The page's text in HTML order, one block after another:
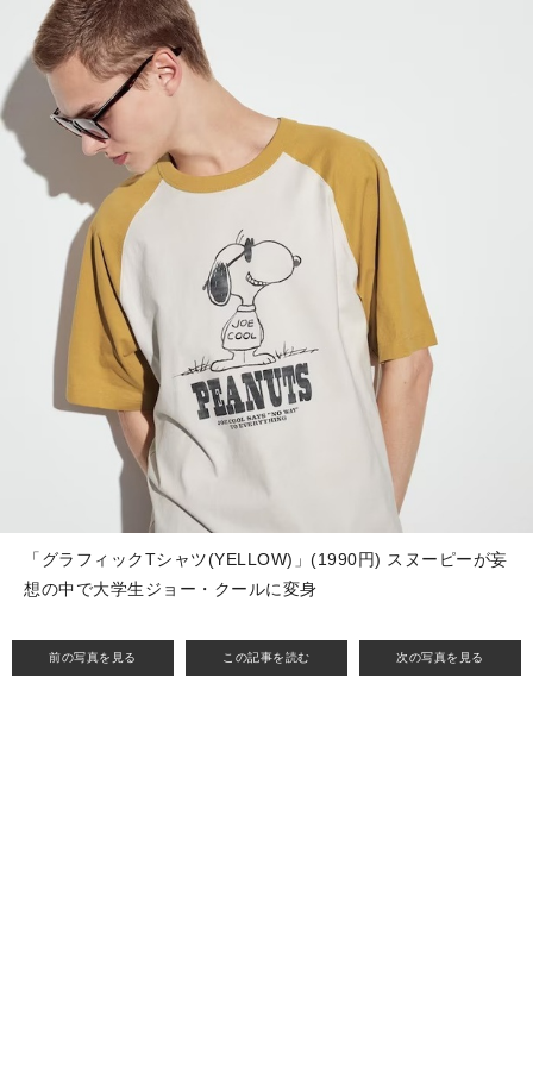
前の写真を見る この記事を読む 次の写真を見る
「グラフィックTシャツ(YELLOW)」(1990円) スヌーピーが妄
想の中で大学生ジョー・クールに変身